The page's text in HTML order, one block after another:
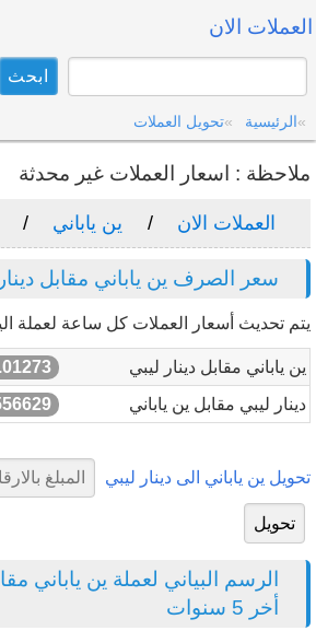
العملات الان
الرئيسية تحويل العملات
ملاحظة : اسعار العملات غير محدثة
العملات الان ين ياباني
سعر الصرف ين ياباني مقابل
يتم تحديث أسعار العملات كل ساعة لعملة
ين ياباني مقابل دينار ليبي
دينار ليبي مقابل ين ياباني
تحويل ين ياباني الى دينار ليبي
الرسم البياني لعملة ين ياباني
أخر 5 سنوات